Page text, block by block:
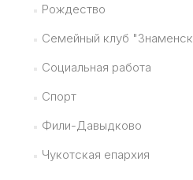
Рождество
Семейный клуб
Социальная работа
Спорт
Фили-Давыдково
Чукотская епархия